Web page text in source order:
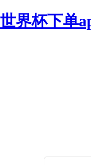
世界杯下单